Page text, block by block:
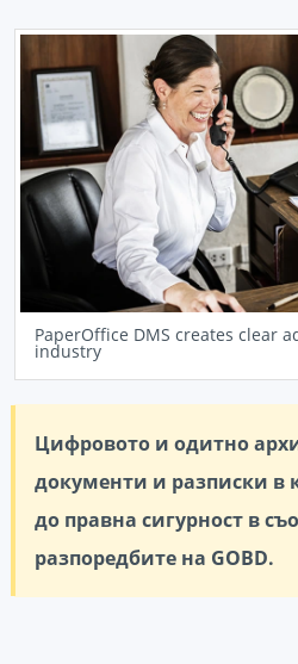
PaperOffice DMS creates clear
industry
Цифровото и одитно
документи и разписки в
до правна сигурност в
разпоредбите на GOBD.